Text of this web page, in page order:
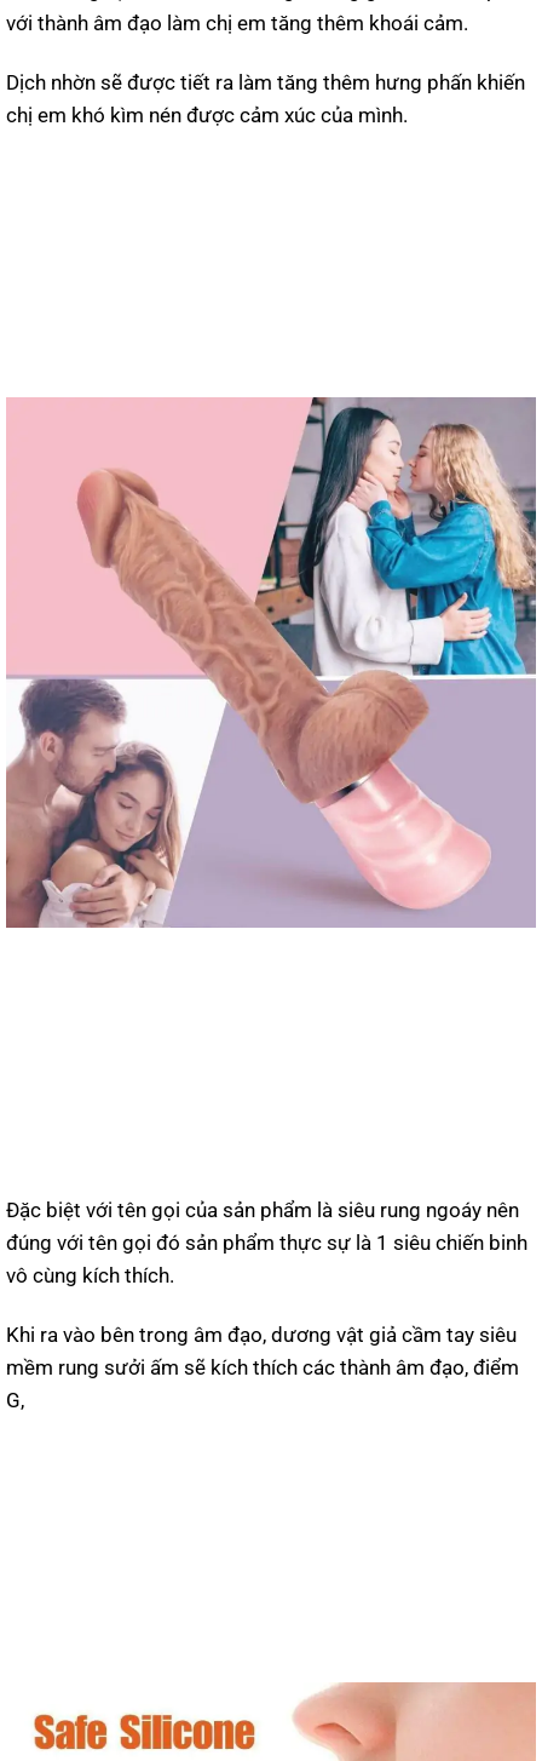
với thành âm đạo làm chị em tăng thêm khoái cảm.
Dịch nhờn sẽ được tiết ra làm tăng thêm hưng phấn khiến
chị em khó kìm nén được cảm xúc của mình.
Đặc biệt với tên gọi của sản phẩm là siêu rung ngoáy nên
đúng với tên gọi đó sản phẩm thực sự là 1 siêu chiến binh
vô cùng kích thích.
Khi ra vào bên trong âm đạo, dương vật giả cầm tay siêu
mềm rung sưởi ấm sẽ kích thích các thành âm đạo, điểm
G,